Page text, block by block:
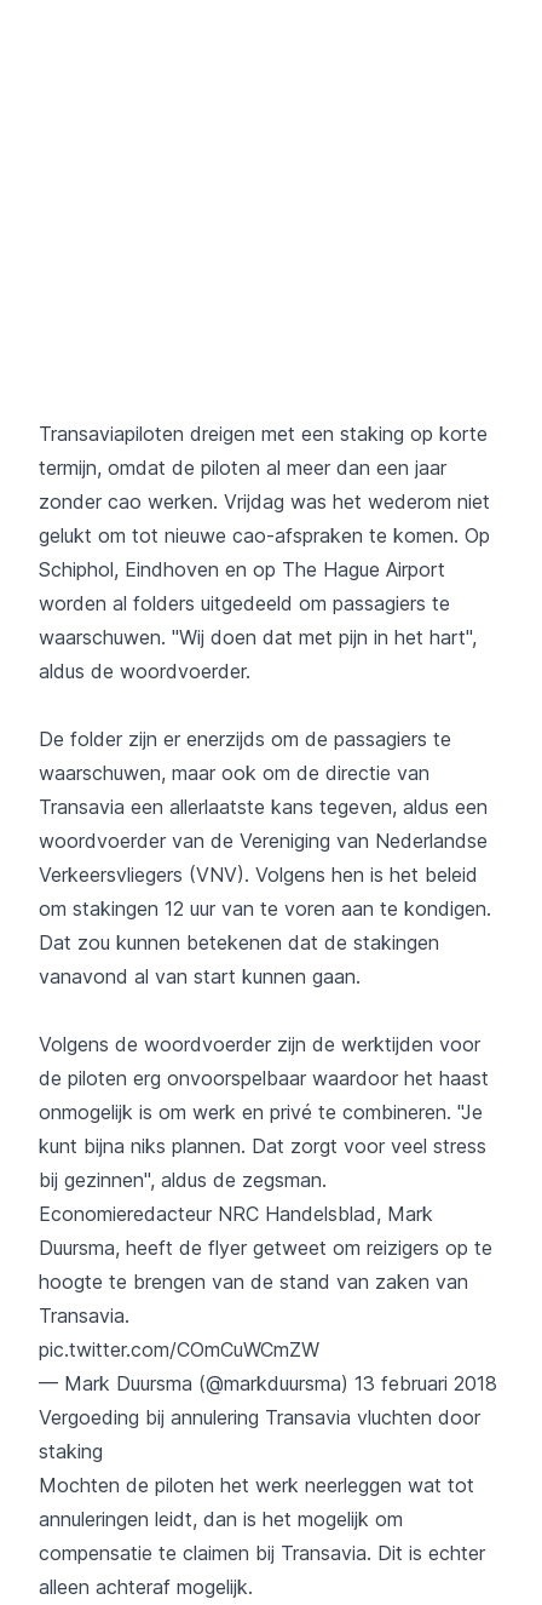
Transaviapiloten dreigen met een staking op korte
termijn, omdat de piloten al meer dan een jaar
zonder cao werken. Vrijdag was het wederom niet
gelukt om tot nieuwe cao-afspraken te komen. Op
Schiphol, Eindhoven en op The Hague Airport
worden al folders uitgedeeld om passagiers te
waarschuwen. "Wij doen dat met pijn in het hart'',
aldus de woordvoerder.
De folder zijn er enerzijds om de passagiers te
waarschuwen, maar ook om de directie van
Transavia een allerlaatste kans tegeven, aldus een
woordvoerder van de Vereniging van Nederlandse
Verkeersvliegers (VNV). Volgens hen is het beleid
om stakingen 12 uur van te voren aan te kondigen.
Dat zou kunnen betekenen dat de stakingen
vanavond al van start kunnen gaan.
Volgens de woordvoerder zijn de werktijden voor
de piloten erg onvoorspelbaar waardoor het haast
onmogelijk is om werk en privé te combineren. "Je
kunt bijna niks plannen. Dat zorgt voor veel stress
bij gezinnen'', aldus de zegsman.
Economieredacteur NRC Handelsblad, Mark
Duursma, heeft de flyer getweet om reizigers op te
hoogte te brengen van de stand van zaken van
Transavia.
pic.twitter.com/COmCuWCmZW
— Mark Duursma (@markduursma) 13 februari 2018
Vergoeding bij annulering Transavia vluchten door
staking
Mochten de piloten het werk neerleggen wat tot
annuleringen leidt, dan is het mogelijk om
compensatie te claimen bij Transavia. Dit is echter
alleen achteraf mogelijk.